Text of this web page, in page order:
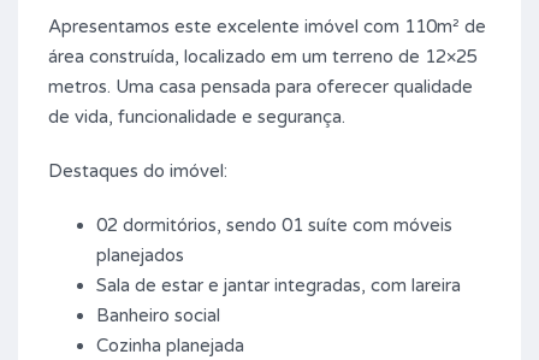
Apresentamos este excelente imóvel com 110m² de
área construída, localizado em um terreno de 12×25
metros. Uma casa pensada para oferecer qualidade
de vida, funcionalidade e segurança.
Destaques do imóvel:
02 dormitórios, sendo 01 suíte com móveis
planejados
Sala de estar e jantar integradas, com lareira
Banheiro social
Cozinha planejada